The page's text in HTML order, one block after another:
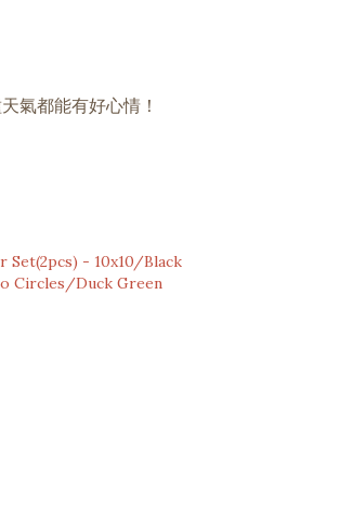
氣都能有好心情！